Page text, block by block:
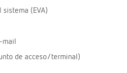
sistema (EVA)
de acceso/terminal)